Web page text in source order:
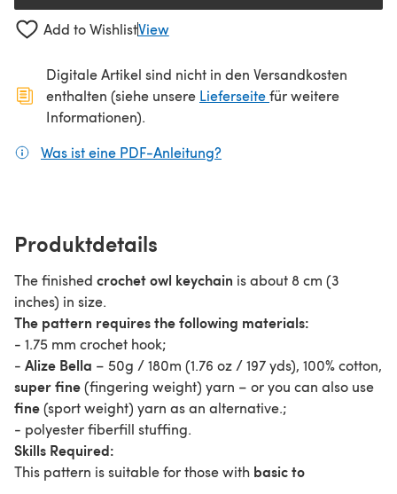
Add to WishlistView
Digitale Artikel sind nicht in den Versandkosten
enthalten (siehe unsere Lieferseite(öffnet sich in
für weitere
Informationen).
Was ist eine PDF-Anleitung?
Produktdetails
The finished crochet owl keychain is about 8 cm (3
inches) in size.
The pattern requires the following materials:
- 1.75 mm crochet hook;
- Alize Bella – 50g / 180m (1.76 oz / 197 yds), 100% cotton,
super fine(fingering weight) yarn – or you can also use
fine(sport weight) yarn as an alternative.;
- polyester fiberfill stuffing.
Skills Required:
This pattern is suitable for those with basic to